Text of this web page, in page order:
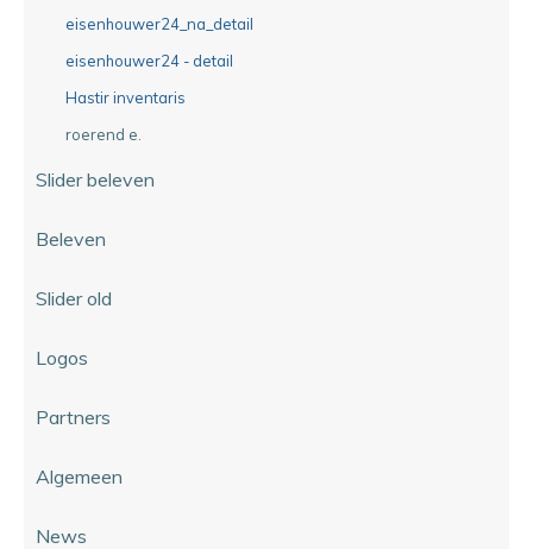
eisenhouwer24_na_detail
eisenhouwer24 - detail
Hastir inventaris
roerend e.
Slider beleven
Beleven
Slider old
Logos
Partners
Algemeen
News